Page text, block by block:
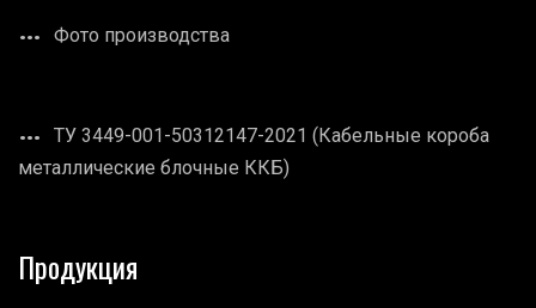
Фото производства
ТУ 3449-001-50312147-2021 (Кабельные короба
металлические блочные ККБ)
Продукция